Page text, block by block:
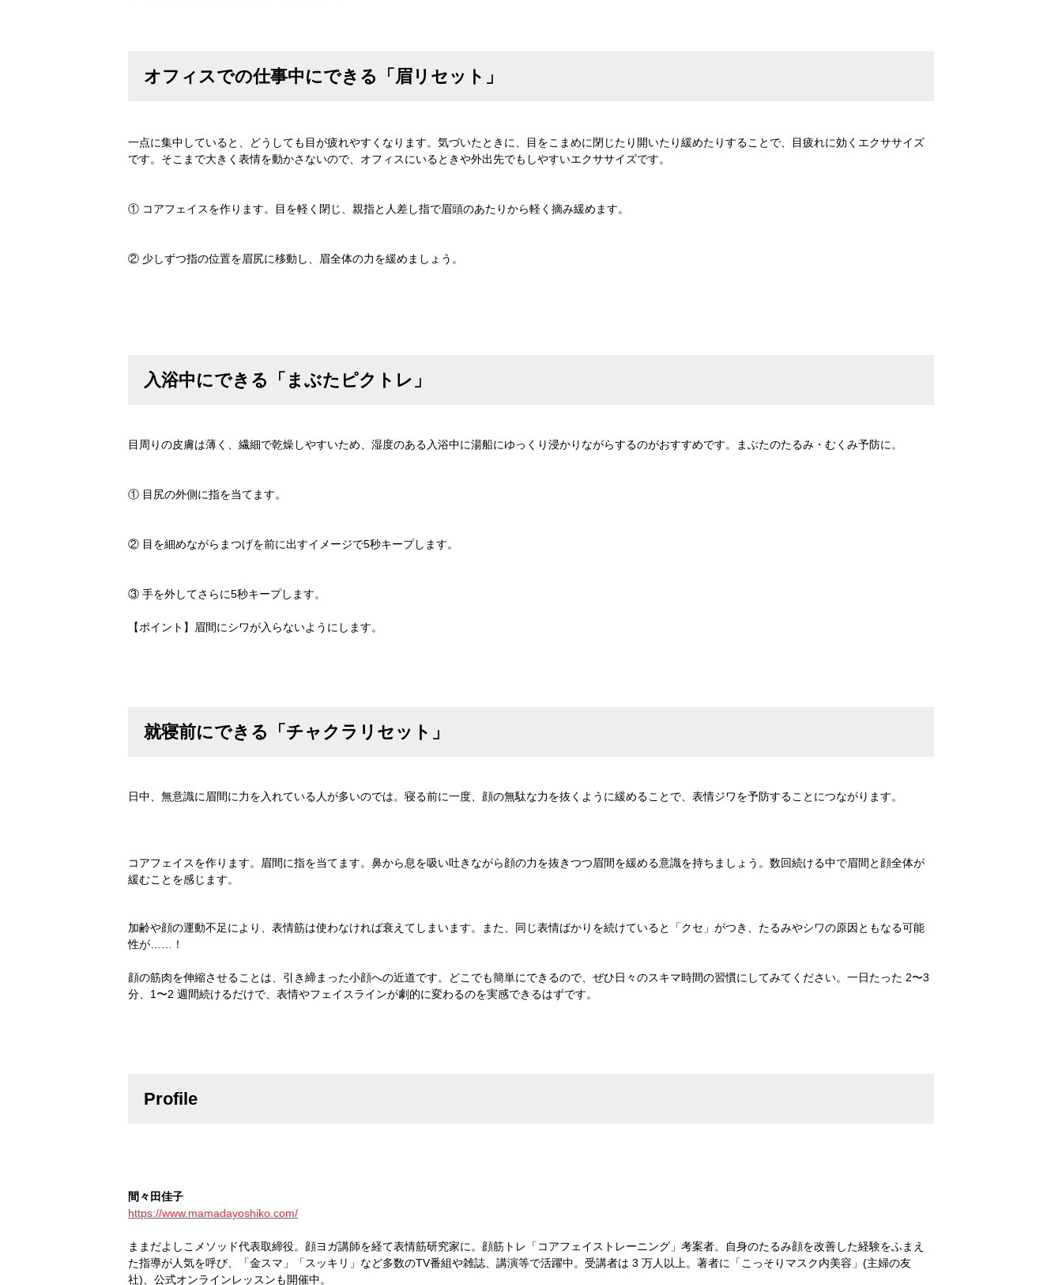
オフィスでの仕事中にできる「眉リセット」
一点に集中していると、どうしても目が疲れやすくなります。気づいたときに、目をこまめに閉じたり開いたり緩めたりすることで、目疲れに効くエクササイズ
です。そこまで大きく表情を動かさないので、オフィスにいるときや外出先でもしやすいエクササイズです。
① コアフェイスを作ります。目を軽く閉じ、親指と人差し指で眉頭のあたりから軽く摘み緩めます。
② 少しずつ指の位置を眉尻に移動し、眉全体の力を緩めましょう。
入浴中にできる「まぶたピクトレ」
目周りの皮膚は薄く、繊細で乾燥しやすいため、湿度のある入浴中に湯船にゆっくり浸かりながらするのがおすすめです。まぶたのたるみ・むくみ予防に。
① 目尻の外側に指を当てます。
② 目を細めながらまつげを前に出すイメージで5秒キープします。
③ 手を外してさらに5秒キープします。
【ポイント】眉間にシワが入らないようにします。
就寝前にできる「チャクラリセット」
日中、無意識に眉間に力を入れている人が多いのでは。寝る前に一度、顔の無駄な力を抜くように緩めることで、表情ジワを予防することにつながります。
コアフェイスを作ります。眉間に指を当てます。鼻から息を吸い吐きながら顔の力を抜きつつ眉間を緩める意識を持ちましょう。数回続ける中で眉間と顔全体が
緩むことを感じます。
加齢や顔の運動不足により、表情筋は使わなければ衰えてしまいます。また、同じ表情ばかりを続けていると「クセ」がつき、たるみやシワの原因ともなる可能
性が……！
顔の筋肉を伸縮させることは、引き締まった小顔への近道です。どこでも簡単にできるので、ぜひ日々のスキマ時間の習慣にしてみてください。一日たった 2〜3
分、1〜2 週間続けるだけで、表情やフェイスラインが劇的に変わるのを実感できるはずです。
Profile
間々田佳子
https://www.mamadayoshiko.com/
ままだよしこメソッド代表取締役。顔ヨガ講師を経て表情筋研究家に。顔筋トレ「コアフェイストレーニング」考案者。自身のたるみ顔を改善した経験をふまえ
た指導が人気を呼び、「金スマ」「スッキリ」など多数のTV番組や雑誌、講演等で活躍中。受講者は 3 万人以上。著者に「こっそりマスク内美容」(主婦の友
社)、公式オンラインレッスンも開催中。